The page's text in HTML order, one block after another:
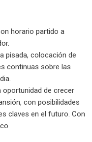
horario partido a
pisada, colocación de
continuas sobre las
oportunidad de crecer
con posibilidades
claves en el futuro. Con